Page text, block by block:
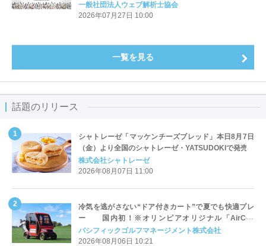
一般社団法人ウェブ解析士協会
2026年07月27日 10:00
一覧を見る
話題のリリース
シャトレーゼ「マッケンチーズブレッド」本日8月7日
（金）より全国のシャトレーゼ・YATSUDOKIで発売
株式会社シャトレーゼ
2026年08月07日 11:00
冷気を逃がさない“ドア付きカート”で夏でも快適プレ
ー 国内初！※オリンピアオリジナル「AirCon
Cart（エアコンカート）」導入 | ＰＧＭ
パシフィックゴルフマネージメント株式会社
2026年08月06日 10:21